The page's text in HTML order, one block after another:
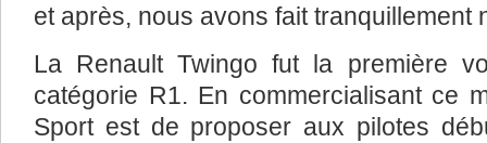
et après, nous avons fait tranquillement
La Renault Twingo fut la première
catégorie R1. En commercialisant ce
Sport est de proposer aux pilotes